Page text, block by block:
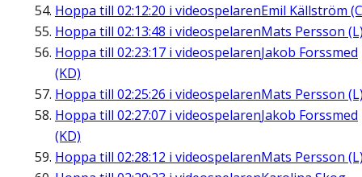
Hoppa till 02:12:20 i videospelarenEmil Källström
Hoppa till 02:13:48 i videospelarenMats Persson
Hoppa till 02:23:17 i videospelarenJakob Forssmed
(KD)
Hoppa till 02:25:26 i videospelarenMats Persson
Hoppa till 02:27:07 i videospelarenJakob Forssmed
(KD)
Hoppa till 02:28:12 i videospelarenMats Persson